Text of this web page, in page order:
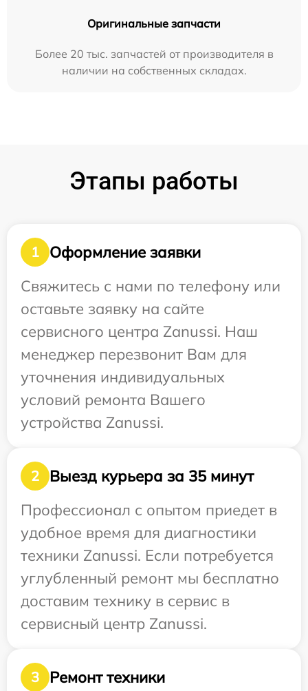
Оригинальные запчасти
Более 20 тыс. запчастей от производителя в
наличии на собственных складах.
Этапы работы
1
Оформление заявки
Свяжитесь с нами по телефону или
оставьте заявку на сайте
сервисного центра Zanussi. Наш
менеджер перезвонит Вам для
уточнения индивидуальных
условий ремонта Вашего
устройства Zanussi.
2
Выезд курьера за 35 минут
Профессионал с опытом приедет в
удобное время для диагностики
техники Zanussi. Если потребуется
углубленный ремонт мы бесплатно
доставим технику в сервис в
сервисный центр Zanussi.
3 Ремонт техники